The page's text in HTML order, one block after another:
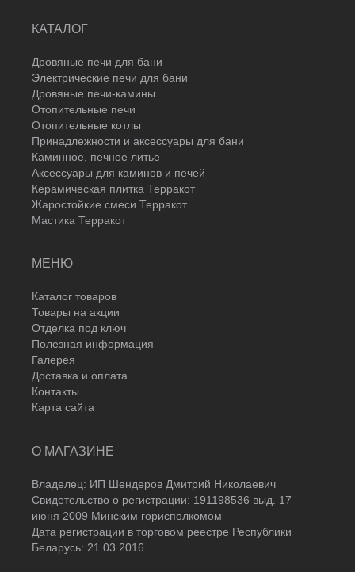
КАТАЛОГ
Дровяные печи для бани
Электрические печи для бани
Дровяные печи-камины
Отопительные печи
Отопительные котлы
Принадлежности и аксессуары для бани
Каминное, печное литье
Аксессуары для каминов и печей
Керамическая плитка Терракот
Жаростойкие смеси Терракот
Мастика Терракот
МЕНЮ
Каталог товаров
Товары на акции
Отделка под ключ
Полезная информация
Галерея
Доставка и оплата
Контакты
Карта сайта
О МАГАЗИНЕ
Владелец: ИП Шендеров Дмитрий Николаевич
Свидетельство о регистрации: 191198536 выд. 17
июня 2009 Минским горисполкомом
Дата регистрации в торговом реестре Республики
Беларусь: 21.03.2016